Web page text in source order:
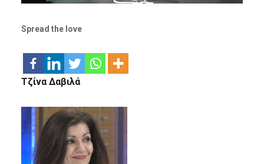
Spread the love
Τζίνα Δαβιλά